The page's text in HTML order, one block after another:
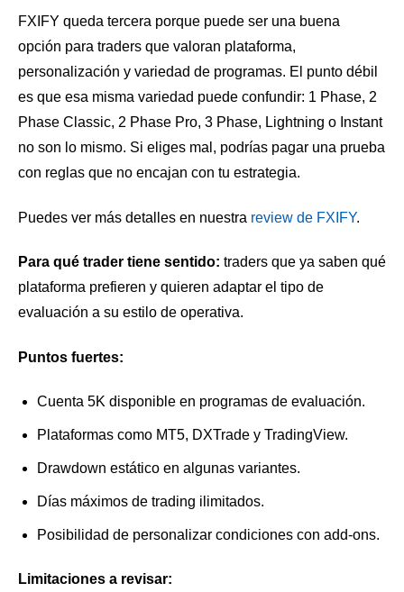
FXIFY queda tercera porque puede ser una buena
opción para traders que valoran plataforma,
personalización y variedad de programas. El punto débil
es que esa misma variedad puede confundir: 1 Phase, 2
Phase Classic, 2 Phase Pro, 3 Phase, Lightning o Instant
no son lo mismo. Si eliges mal, podrías pagar una prueba
con reglas que no encajan con tu estrategia.
Puedes ver más detalles en nuestra review de FXIFY.
Para qué trader tiene sentido: traders que ya saben qué
plataforma prefieren y quieren adaptar el tipo de
evaluación a su estilo de operativa.
Puntos fuertes:
Cuenta 5K disponible en programas de evaluación.
Plataformas como MT5, DXTrade y TradingView.
Drawdown estático en algunas variantes.
Días máximos de trading ilimitados.
Posibilidad de personalizar condiciones con add-ons.
Limitaciones a revisar: